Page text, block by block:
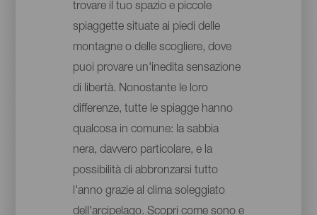
trovare il tuo spazio e piccole
spiaggette situate ai piedi delle
montagne o delle scogliere, dove
puoi provare un'inedita sensazione
di libertà. Nonostante le loro
differenze, tutte le spiagge hanno
qualcosa in comune: la sabbia
nera, davvero particolare, e la
possibilità di abbronzarsi tutto
l'anno grazie al clima soleggiato
dell'arcipelago. Scopri come sono e